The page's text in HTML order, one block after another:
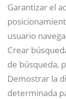
Garantizar el
usuario
Crear
de búsqueda,
Demostrar la
determinada